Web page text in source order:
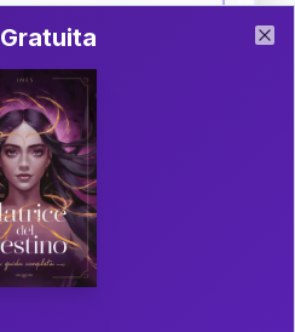
di Coppia
Iscriviti alla newsletter
aggiornamenti!
parziale
gratuita
basso per vedere
gratuita della tua
del Libro